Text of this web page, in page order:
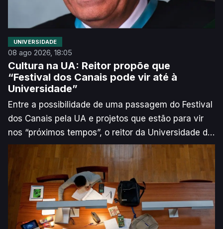
UNIVERSIDADE
08 ago 2026, 18:05
Cultura na UA: Reitor propõe que
“Festival dos Canais pode vir até à
Universidade”
Entre a possibilidade de uma passagem do Festival
dos Canais pela UA e projetos que estão para vir
nos “próximos tempos”, o reitor da Universidade de
Aveiro quer apostar na cultura como ponte entre os
Campi e a cidade.